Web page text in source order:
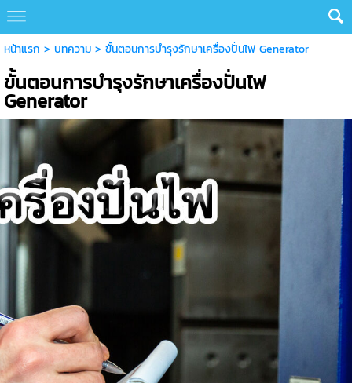
หน้าแรก > บทความ> ขั้นตอนการบํารุงรักษาเครื่องปั่นไฟ Generator
ขั้นตอนการบํารุงรักษาเครื่องปั่นไฟ
Generator